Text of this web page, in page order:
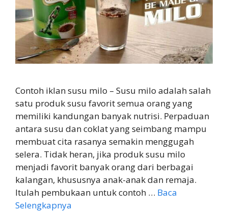
Contoh iklan susu milo – Susu milo adalah salah
satu produk susu favorit semua orang yang
memiliki kandungan banyak nutrisi. Perpaduan
antara susu dan coklat yang seimbang mampu
membuat cita rasanya semakin menggugah
selera. Tidak heran, jika produk susu milo
menjadi favorit banyak orang dari berbagai
kalangan, khususnya anak-anak dan remaja.
Itulah pembukaan untuk contoh … Baca
Selengkapnya